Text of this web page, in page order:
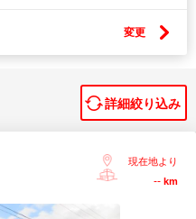
変更
詳細絞り込み
現在地より
-- km